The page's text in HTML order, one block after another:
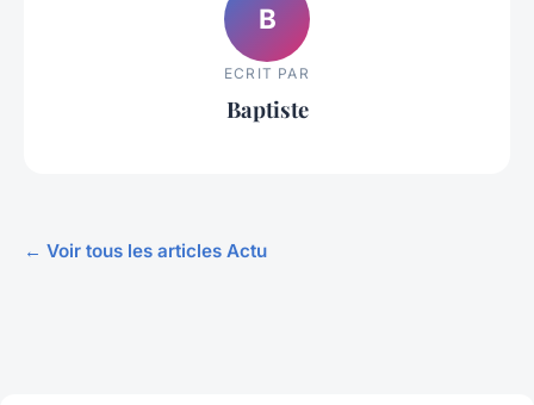
B
ECRIT PAR
Baptiste
← Voir tous les articles Actu